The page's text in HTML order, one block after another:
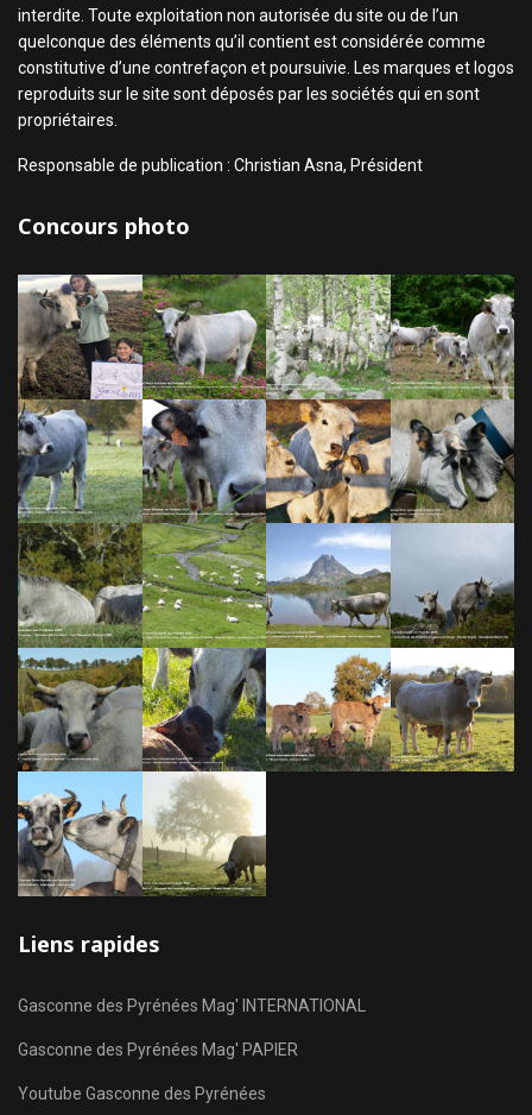
interdite. Toute exploitation non autorisée du site ou de l’un
quelconque des éléments qu’il contient est considérée comme
constitutive d’une contrefaçon et poursuivie. Les marques et logos
reproduits sur le site sont déposés par les sociétés qui en sont
propriétaires.
Responsable de publication : Christian Asna, Président
Concours photo
Liens rapides
Gasconne des Pyrénées Mag' INTERNATIONAL
Gasconne des Pyrénées Mag' PAPIER
Youtube Gasconne des Pyrénées